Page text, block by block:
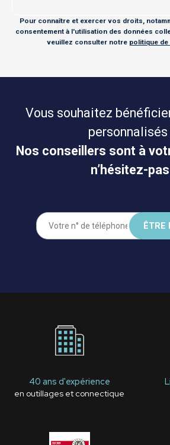
Pour connaître et exercer vos droits,
consentement à l'utilisation des données
veuillez consulter notre politique
Vous souhaitez
personnalisés
Nos conseillers sont à
n’hésitez-
40 ans d'expérience
en outillages et connectique